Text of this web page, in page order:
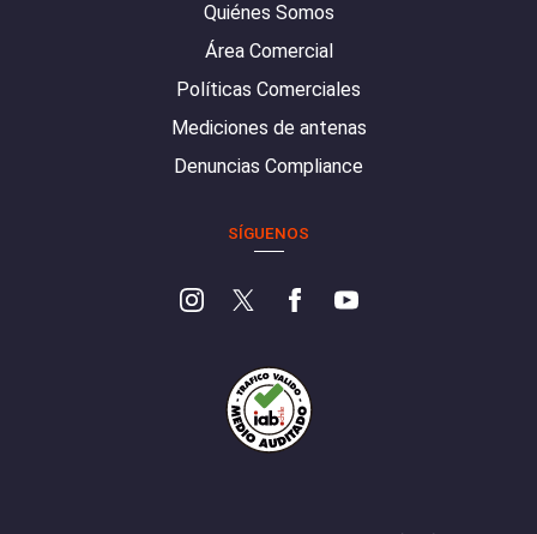
Quiénes Somos
Área Comercial
Políticas Comerciales
Mediciones de antenas
Denuncias Compliance
SÍGUENOS